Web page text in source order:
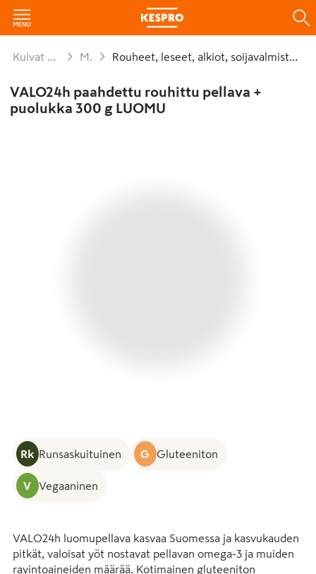
Kuivat elintarvikkeet ja säilykkeet Muu viljatuote
Rouheet, leseet, alkiot, soijavalmisteet, viljajyvät
VALO24h paahdettu rouhittu pellava +
puolukka 300 g LUOMU
Rk Runsaskuituinen G Gluteeniton
V Vegaaninen
VALO24h luomupellava kasvaa Suomessa ja kasvukauden
pitkät, valoisat yöt nostavat pellavan omega-3 ja muiden
ravintoaineiden määrää. Kotimainen gluteeniton